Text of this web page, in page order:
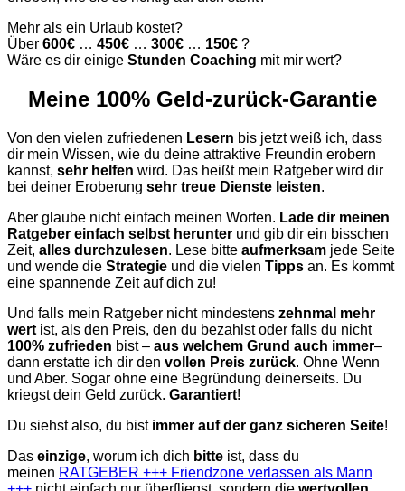
Mehr als ein Urlaub kostet?
Über 600€ … 450€ … 300€ … 150€ ?
Wäre es dir einige Stunden Coaching mit mir wert?
Meine 100% Geld-zurück-Garantie
Von den vielen zufriedenen Lesern bis jetzt weiß ich, dass
dir mein Wissen, wie du deine attraktive Freundin erobern
kannst, sehr helfen wird. Das heißt mein Ratgeber wird dir
bei deiner Eroberung sehr treue Dienste leisten.
Aber glaube nicht einfach meinen Worten. Lade dir meinen
Ratgeber einfach selbst herunter und gib dir ein bisschen
Zeit, alles durchzulesen. Lese bitte aufmerksam jede Seite
und wende die Strategie und die vielen Tipps an. Es kommt
eine spannende Zeit auf dich zu!
Und falls mein Ratgeber nicht mindestens zehnmal mehr
wert ist, als den Preis, den du bezahlst oder falls du nicht
100% zufrieden bist – aus welchem Grund auch immer–
dann erstatte ich dir den vollen Preis zurück. Ohne Wenn
und Aber. Sogar ohne eine Begründung deinerseits. Du
kriegst dein Geld zurück. Garantiert!
Du siehst also, du bist immer auf der ganz sicheren Seite!
Das einzige, worum ich dich bitte ist, dass du
meinen RATGEBER +++ Friendzone verlassen als Mann